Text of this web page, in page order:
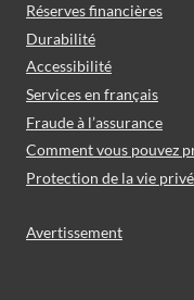
Réserves financières
Durabilité
Accessibilité
Services en français
Fraude à l’assurance
Comment vous pouvez
Protection de la vie
Avertissement